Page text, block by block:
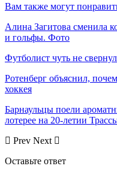
Вам также могут
Алина Загитова сменила
и гольфы. Фото
Футболист чуть не
Ротенберг объяснил,
хоккея
Барнаульцы поели
лотерее на 20-летии
Prev Next
Оставьте ответ